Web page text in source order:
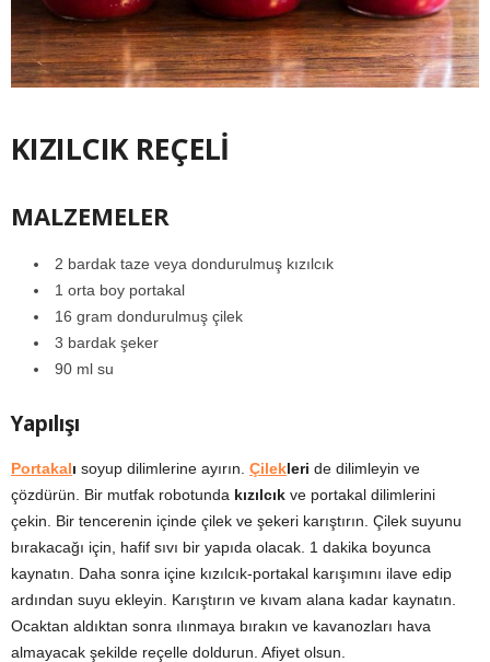
KIZILCIK REÇELİ
MALZEMELER
2 bardak taze veya dondurulmuş kızılcık
1 orta boy portakal
16 gram dondurulmuş çilek
3 bardak şeker
90 ml su
Yapılışı
Portakalı soyup dilimlerine ayırın. Çilekleri de dilimleyin ve
çözdürün. Bir mutfak robotunda kızılcık ve portakal dilimlerini
çekin. Bir tencerenin içinde çilek ve şekeri karıştırın. Çilek suyunu
bırakacağı için, hafif sıvı bir yapıda olacak. 1 dakika boyunca
kaynatın. Daha sonra içine kızılcık-portakal karışımını ilave edip
ardından suyu ekleyin. Karıştırın ve kıvam alana kadar kaynatın.
Ocaktan aldıktan sonra ılınmaya bırakın ve kavanozları hava
almayacak şekilde reçelle doldurun. Afiyet olsun.